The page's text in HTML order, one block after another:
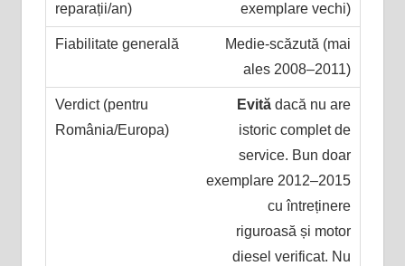
exemplare vechi)
Medie-scăzută (mai
ales 2008–2011)
Evitădacă nu are
istoric complet de
service. Bun doar
exemplare 2012–2015
cu întreținere
riguroasă și motor
diesel verificat. Nu